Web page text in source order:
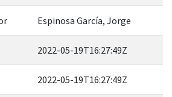
Espinosa García, Jorge
2022-05-19T16:27:49Z
2022-05-19T16:27:49Z